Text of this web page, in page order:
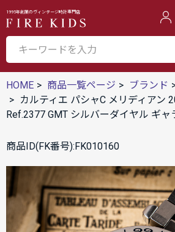
1995年創業のヴィンテージ時計専門店
HOME 商品一覧ページ ブランド
カルティエ パシャC メリディアン
Ref.2377 GMT シルバーダイヤル ギャ
商品ID(FK番号):FK010160